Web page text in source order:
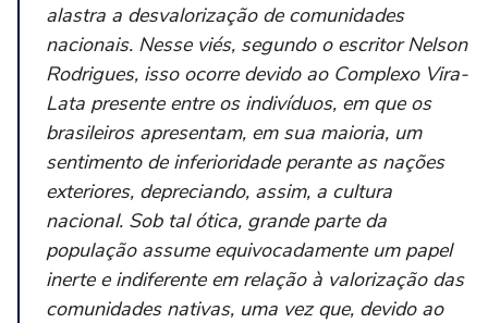
alastra a desvalorização de comunidades
nacionais. Nesse viés, segundo o escritor Nelson
Rodrigues, isso ocorre devido ao Complexo Vira-
Lata presente entre os indivíduos, em que os
brasileiros apresentam, em sua maioria, um
sentimento de inferioridade perante as nações
exteriores, depreciando, assim, a cultura
nacional. Sob tal ótica, grande parte da
população assume equivocadamente um papel
inerte e indiferente em relação à valorização das
comunidades nativas, uma vez que, devido ao